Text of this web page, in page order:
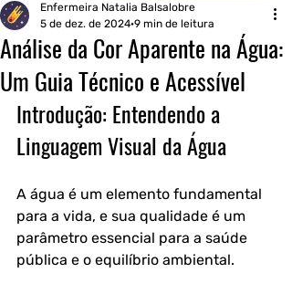
Análise da Cor Aparente na Água:
Um Guia Técnico e Acessível
Enfermeira Natalia Balsalobre
5 de dez. de 2024 9 min de leitura
Introdução: Entendendo a
Linguagem Visual da Água
A água é um elemento fundamental
para a vida, e sua qualidade é um
parâmetro essencial para a saúde
pública e o equilíbrio ambiental.